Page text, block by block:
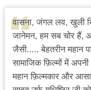
वासना, जंगल लव, खुली
जानेमन, हम सब चोर हैं,
जैसी..... बेहतरीन महान
सामाजिक फ़िल्मों में
महान फ़िल्मकार और